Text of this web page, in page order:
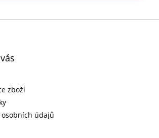
zboží
údajů